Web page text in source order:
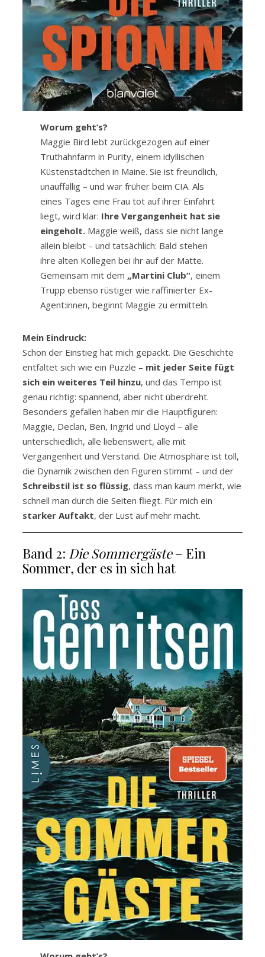
Worum geht’s?
Maggie Bird lebt zurückgezogen auf einer
Truthahnfarm in Purity, einem idyllischen
Küstenstädtchen in Maine. Sie ist freundlich,
unauffällig – und war früher beim CIA. Als
eines Tages eine Frau tot auf ihrer Einfahrt
liegt, wird klar: Ihre Vergangenheit hat sie
eingeholt.Maggie weiß, dass sie nicht lange
allein bleibt – und tatsächlich: Bald stehen
ihre alten Kollegen bei ihr auf der Matte.
Gemeinsam mit dem „Martini Club“, einem
Trupp ebenso rüstiger wie raffinierter Ex-
Agent:innen, beginnt Maggie zu ermitteln.
Mein Eindruck:
Schon der Einstieg hat mich gepackt. Die Geschichte
entfaltet sich wie ein Puzzle – mit jeder Seite fügt
sich ein weiteres Teil hinzu, und das Tempo ist
genau richtig: spannend, aber nicht überdreht.
Besonders gefallen haben mir die Hauptfiguren:
Maggie, Declan, Ben, Ingrid und Lloyd – alle
unterschiedlich, alle liebenswert, alle mit
Vergangenheit und Verstand. Die Atmosphäre ist toll,
die Dynamik zwischen den Figuren stimmt – und der
Schreibstil ist so flüssig, dass man kaum merkt, wie
schnell man durch die Seiten fliegt. Für mich ein
starker Auftakt, der Lust auf mehr macht.
Band 2: Die Sommergäste– Ein
Sommer, der es in sich hat